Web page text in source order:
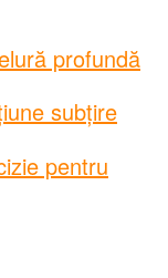
profundă
subțire
pentru